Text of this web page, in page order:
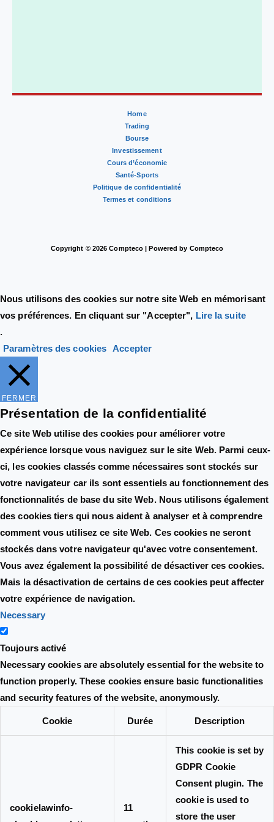
Home
Trading
Bourse
Investissement
Cours d’économie
Santé-Sports
Politique de confidentialité
Termes et conditions
Copyright © 2026 Compteco | Powered by Compteco
Nous utilisons des cookies sur notre site Web en mémorisant
vos préférences. En cliquant sur "Accepter", Lire la suite
.
Paramètres des cookies
Accepter
FERMER
Présentation de la confidentialité
Ce site Web utilise des cookies pour améliorer votre
expérience lorsque vous naviguez sur le site Web. Parmi ceux-
ci, les cookies classés comme nécessaires sont stockés sur
votre navigateur car ils sont essentiels au fonctionnement des
fonctionnalités de base du site Web. Nous utilisons également
des cookies tiers qui nous aident à analyser et à comprendre
comment vous utilisez ce site Web. Ces cookies ne seront
stockés dans votre navigateur qu'avec votre consentement.
Vous avez également la possibilité de désactiver ces cookies.
Mais la désactivation de certains de ces cookies peut affecter
votre expérience de navigation.
Necessary
Toujours activé
Necessary cookies are absolutely essential for the website to
function properly. These cookies ensure basic functionalities
and security features of the website, anonymously.
Cookie Durée Description
cookielawinfo-
11
This cookie is set by
GDPR Cookie
Consent plugin. The
cookie is used to
store the user